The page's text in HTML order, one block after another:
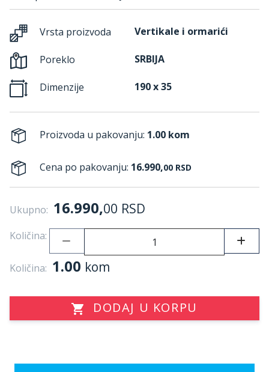
Vrsta proizvoda Vertikale i ormarići
Poreklo SRBIJA
Dimenzije 190 x 35
Proizvoda u pakovanju: 1.00 kom
Cena po pakovanju: 16.990,00 RSD
Ukupno: 16.990,00 RSD
Količina:
Količina: 1.00 kom
DODAJ U KORPU